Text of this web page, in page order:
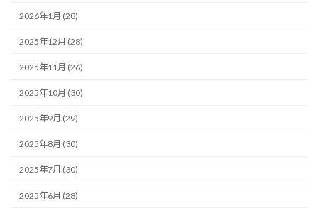
2026年1月 (28)
2025年12月 (28)
2025年11月 (26)
2025年10月 (30)
2025年9月 (29)
2025年8月 (30)
2025年7月 (30)
2025年6月 (28)